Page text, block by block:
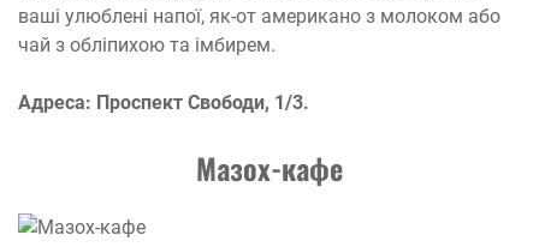
ваші улюблені напої, як-от американо з молоком або
чай з обліпихою та імбирем.
Адреса: Проспект Свободи, 1/3.
Мазох-кафе